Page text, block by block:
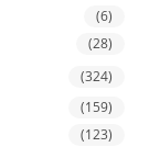
(6)
(28)
(324)
(159)
(123)